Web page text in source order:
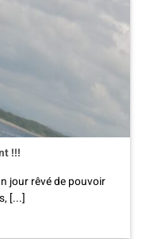
!!!
jour rêvé de pouvoir
[...]